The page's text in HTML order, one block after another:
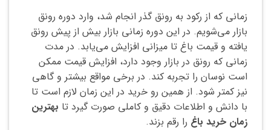
زمانی که از رکود به رونق گذر انجام شد، وارد دوره رونق
بازار می‌شویم. در این دوره زمانی بازار بیش از پیش رونق
یافته و قیمت باغ تا میزانی افزایش می‌یابد. در مدت
زمانی که رونق در بازار وجود دارد، افزایش قیمت ممکن
است نوسان را تجربه کند. در برخی مواقع بیشتر و گاهی
نیز کمتر شود. از همین رو خرید در این زمان لازم است تا
با دانش و اطلاعات دقیق و کاملی صورت گیرد تا بهترین
زمان خرید باغ را رقم بزند.